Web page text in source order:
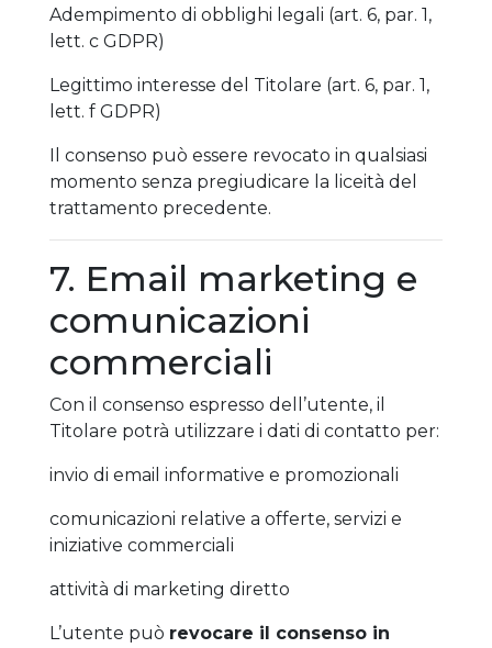
Adempimento di obblighi legali (art. 6, par. 1,
lett. c GDPR)
Legittimo interesse del Titolare (art. 6, par. 1,
lett. f GDPR)
Il consenso può essere revocato in qualsiasi
momento senza pregiudicare la liceità del
trattamento precedente.
7. Email marketing e
comunicazioni
commerciali
Con il consenso espresso dell’utente, il
Titolare potrà utilizzare i dati di contatto per:
invio di email informative e promozionali
comunicazioni relative a offerte, servizi e
iniziative commerciali
attività di marketing diretto
L’utente può revocare il consenso in